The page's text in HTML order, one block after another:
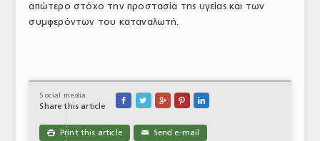
απώτερο στόχο την προστασία της υγείας και των
συμφερόντων του καταναλωτή.
Social media
Share this article
    
 Print this article ✉ Send e-mail